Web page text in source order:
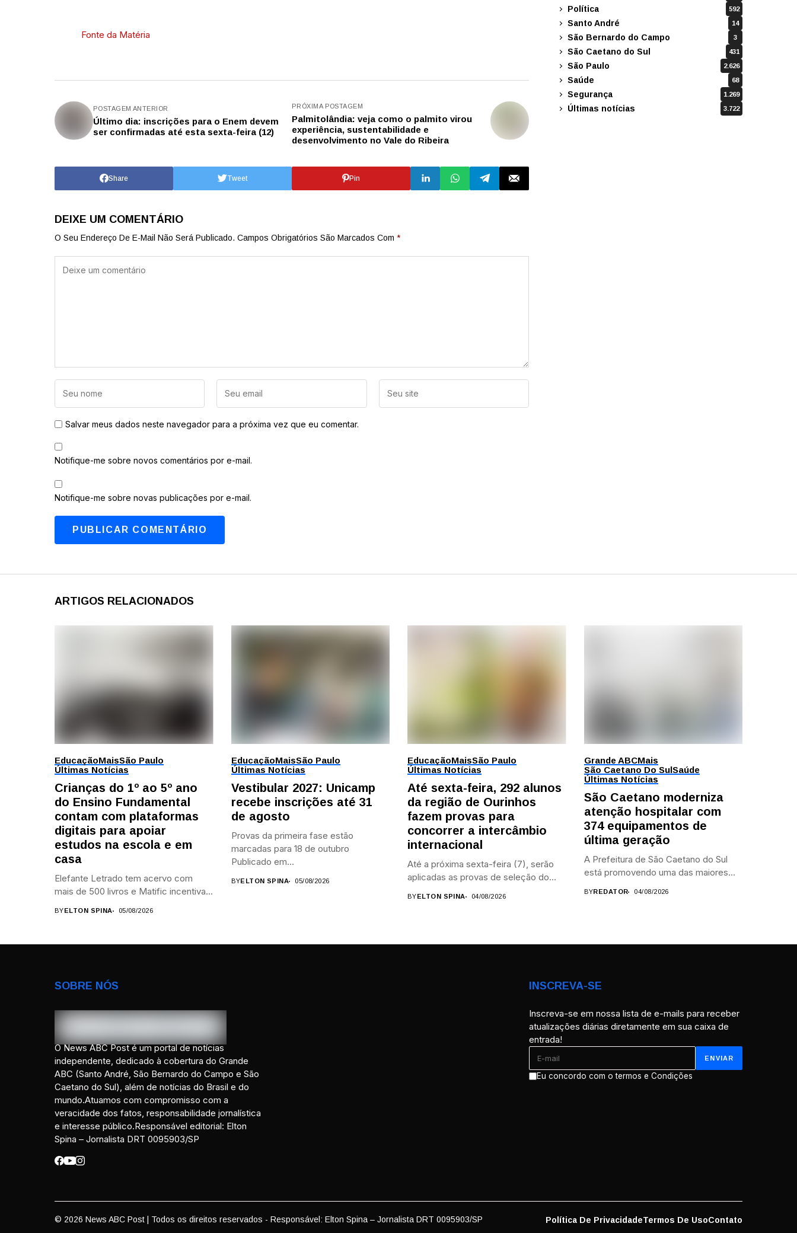
Fonte da Matéria
POSTAGEM ANTERIOR
Último dia: inscrições para o Enem devem
ser confirmadas até esta sexta-feira (12)
PRÓXIMA POSTAGEM
Palmitolândia: veja como o palmito virou
experiência, sustentabilidade e
desenvolvimento no Vale do Ribeira
Share Tweet Pin
DEIXE UM COMENTÁRIO
O Seu Endereço De E-Mail Não Será Publicado. Campos Obrigatórios São Marcados Com *
Salvar meus dados neste navegador para a próxima vez que eu comentar.
Notifique-me sobre novos comentários por e-mail.
Notifique-me sobre novas publicações por e-mail.
Política 592
Santo André 14
São Bernardo do Campo 3
São Caetano do Sul 431
São Paulo 2.626
Saúde 68
Segurança 1.269
Últimas notícias 3.722
ARTIGOS RELACIONADOS
EducaçãoMaisSão Paulo
Últimas Notícias
Crianças do 1º ao 5º ano
do Ensino Fundamental
contam com plataformas
digitais para apoiar
estudos na escola e em
casa
Elefante Letrado tem acervo com
mais de 500 livros e Matific incentiva...
BY ELTON SPINA 05/08/2026
EducaçãoMaisSão Paulo
Últimas Notícias
Vestibular 2027: Unicamp
recebe inscrições até 31
de agosto
Provas da primeira fase estão
marcadas para 18 de outubro
Publicado em...
BYELTON SPINA 05/08/2026
EducaçãoMaisSão Paulo
Últimas Notícias
Até sexta-feira, 292 alunos
da região de Ourinhos
fazem provas para
concorrer a intercâmbio
internacional
Até a próxima sexta-feira (7), serão
aplicadas as provas de seleção do...
BY ELTON SPINA 04/08/2026
Grande ABCMais
São Caetano Do SulSaúde
Últimas Notícias
São Caetano moderniza
atenção hospitalar com
374 equipamentos de
última geração
A Prefeitura de São Caetano do Sul
está promovendo uma das maiores...
BYREDATOR 04/08/2026
SOBRE NÓS
O News ABC Post é um portal de notícias
independente, dedicado à cobertura do Grande
ABC (Santo André, São Bernardo do Campo e São
Caetano do Sul), além de notícias do Brasil e do
mundo.Atuamos com compromisso com a
veracidade dos fatos, responsabilidade jornalística
e interesse público.Responsável editorial: Elton
Spina – Jornalista DRT 0095903/SP
INSCREVA-SE
Inscreva-se em nossa lista de e-mails para receber
atualizações diárias diretamente em sua caixa de
entrada!
Eu concordo com o termos e Condições
© 2026 News ABC Post | Todos os direitos reservados - Responsável: Elton Spina – Jornalista DRT 0095903/SP Política De PrivacidadeTermos De UsoContato